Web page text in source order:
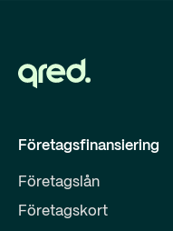
Företagsfinansiering
Företagslån
Företagskort